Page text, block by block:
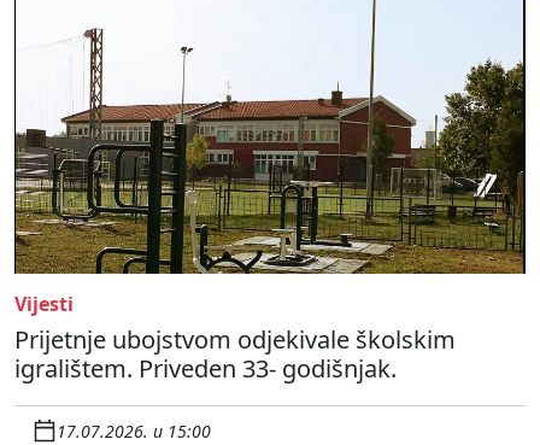
Vijesti
Prijetnje ubojstvom odjekivale školskim
igralištem. Priveden 33- godišnjak.
17.07.2026. u 15:00